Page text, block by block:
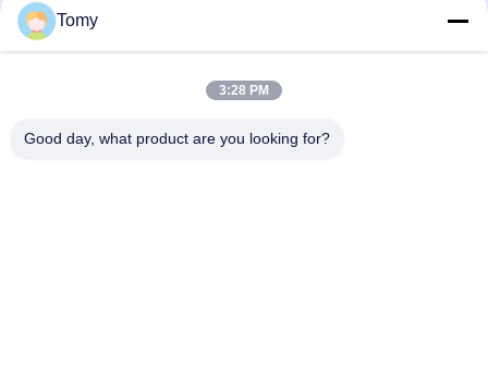
エネルギー効率の良いガラスカーテンウォールのファサードシ
ステム
洗面所/浴室のためのカスタマイズされたアルミニウムJalousie
Tomy
3:28 PM
Good day, what product are you looking for?